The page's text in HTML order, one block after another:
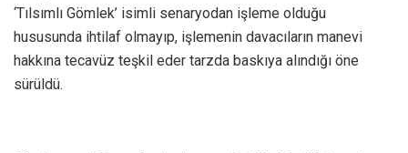
‘Tılsımlı Gömlek’ isimli senaryodan işleme olduğu
hususunda ihtilaf olmayıp, işlemenin davacıların manevi
hakkına tecavüz teşkil eder tarzda baskıya alındığı öne
sürüldü.